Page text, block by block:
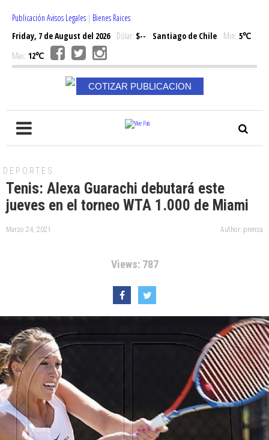
Publicación Avisos Legales | Bienes Raices
Friday, 7 de August del 2026Dólar: $-- Santiago de Chile Min: 5℃
Max: 12℃
COTIZAR PUBLICACION
DEPORTES
Tenis: Alexa Guarachi debutará este
jueves en el torneo WTA 1.000 de Miami
Marzo 24, 2021 Author: prensa
Views: 787